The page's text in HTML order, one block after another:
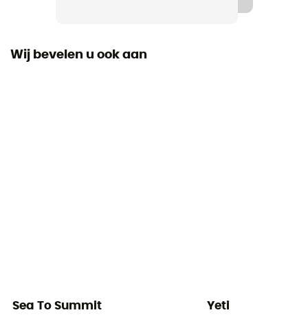
Wij bevelen u ook aan
Sea To Summit Yeti